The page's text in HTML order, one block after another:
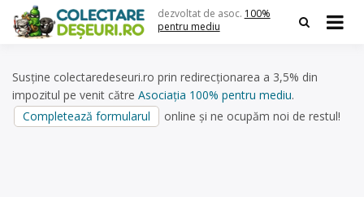
content
dezvoltat de asoc. 100%
pentru mediu
Susține colectaredeseuri.ro prin redirecționarea a 3,5% din
impozitul pe venit către Asociația 100% pentru mediu.
Completează formularul
online și ne ocupăm noi de restul!